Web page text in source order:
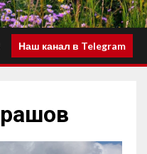
Наш канал в Telegram